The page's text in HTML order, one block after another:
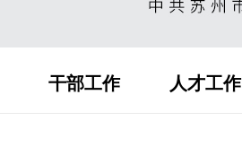
干部工作 人才工作